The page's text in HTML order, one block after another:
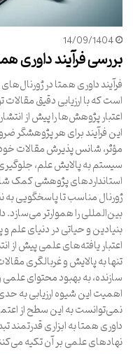
14/09/1404
بررسی فرآیند داوری
فرآیند داوری همتا در
است که با ارزیابی دقیق
اعتبار پژوهش‌ها را پیش از
این فرآیند برای هر پژوهشگر
مؤثر، شانس پذیرش مقالات
سیستم به پالایش علم،
استانداردهای پژوهشی کمک
ژورنال مناسب تا پاسخگویی
بنیادین و حیاتی در دنیای
اعتبار یافته‌های علمی پیش از
تنها به پالایش و غربالگری
سازنده، به بهبود محتوای
اهمیت این شیوه ارزیابی به
نمی‌توانست به این سطح از
داوری همتا به ابزاری
نهادهای علمی بر آن تکیه